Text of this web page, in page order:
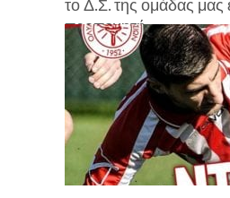
το Δ.Σ. της ομάδας μας
προπονητή...